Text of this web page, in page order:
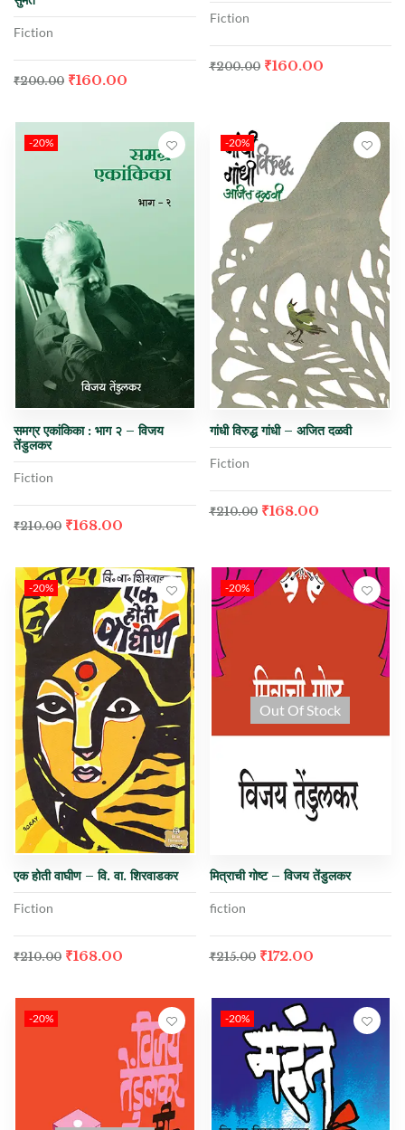
Fiction
₹200.00 ₹160.00
Fiction
₹200.00 ₹160.00
-20%
समग्र एकांकिका : भाग २ – विजय
तेंडुलकर
Fiction
₹210.00 ₹168.00
-20%
गांधी विरुद्ध गांधी – अजित दळवी
Fiction
₹210.00 ₹168.00
-20%
एक होती वाघीण – वि. वा. शिरवाडकर
Fiction
₹210.00 ₹168.00
-20%
Out Of Stock
मित्राची गोष्ट – विजय तेंडुलकर
fiction
₹215.00 ₹172.00
-20% -20%